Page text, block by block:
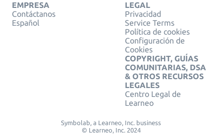
EMPRESA
Contáctanos
Español
LEGAL
Privacidad
Service Terms
Política de cookies
Configuración de
Cookies
COPYRIGHT, GUÍAS
COMUNITARIAS, DSA
& OTROS RECURSOS
LEGALES
Centro Legal de
Learneo
Symbolab, a Learneo, Inc. business
© Learneo, Inc. 2024